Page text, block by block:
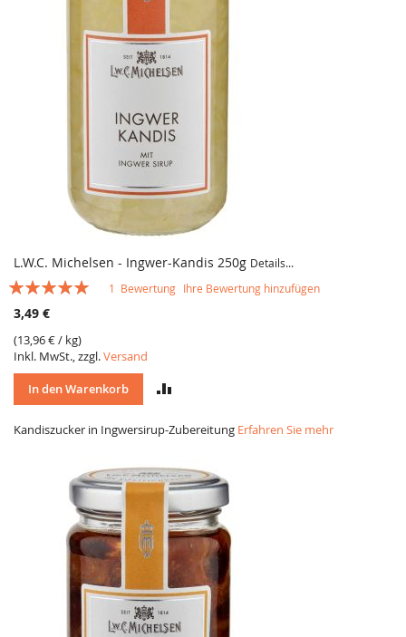
L.W.C. Michelsen - Ingwer-Kandis 250g Details...
Bewertung:
1 Bewertung Ihre Bewertung hinzufügen
3,49 €
(13,96 €/ kg)
Inkl. MwSt., zzgl.Versand
In den Warenkorb
VERGLEICH
Kandiszucker in Ingwersirup-Zubereitung Erfahren Sie mehr